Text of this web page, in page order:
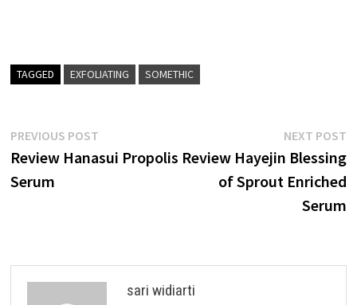
TAGGED EXFOLIATING SOMETHIC
Post
navigation
PREVIOUS POSTPrevious
post:
Review Hanasui Propolis
Serum
NEXT POST
Review Hayejin Blessing
of Sprout Enriched
Serum
sari widiarti